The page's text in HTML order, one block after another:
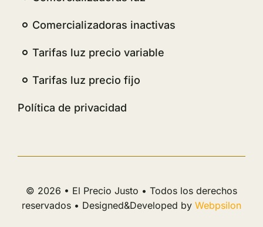
Comercializadoras inactivas
Tarifas luz precio variable
Tarifas luz precio fijo
Política de privacidad
© 2026 • El Precio Justo • Todos los derechos
reservados • Designed&Developed by Webpsilon